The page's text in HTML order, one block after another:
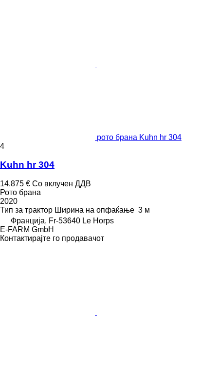
рото брана Kuhn hr 304
4
Kuhn hr 304
14.875 € Со вклучен ДДВ
Рото брана
2020
Тип за трактор Ширина на опфаќање 3 м
Франција, Fr-53640 Le Horps
E-FARM GmbH
Контактирајте го продавачот